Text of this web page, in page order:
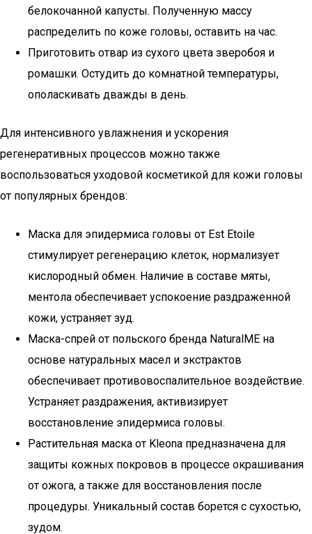
белокочанной капусты. Полученную массу
распределить по коже головы, оставить на час.
Приготовить отвар из сухого цвета зверобоя и
ромашки. Остудить до комнатной температуры,
ополаскивать дважды в день.
Для интенсивного увлажнения и ускорения
регенеративных процессов можно также
воспользоваться уходовой косметикой для кожи головы
от популярных брендов:
Маска для эпидермиса головы от Est Etoile
стимулирует регенерацию клеток, нормализует
кислородный обмен. Наличие в составе мяты,
ментола обеспечивает успокоение раздраженной
кожи, устраняет зуд.
Маска-спрей от польского бренда NaturalME на
основе натуральных масел и экстрактов
обеспечивает противовоспалительное воздействие.
Устраняет раздражения, активизирует
восстановление эпидермиса головы.
Растительная маска от Kleona предназначена для
защиты кожных покровов в процессе окрашивания
от ожога, а также для восстановления после
процедуры. Уникальный состав борется с сухостью,
зудом.